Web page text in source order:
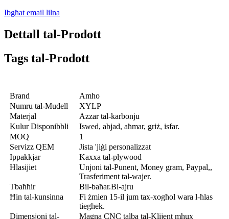
Ibgħat email lilna
Dettall tal-Prodott
Tags tal-Prodott
Brand
Amho
Numru tal-Mudell
XYLP
Materjal
Azzar tal-karbonju
Kulur Disponibbli
Iswed, abjad, aħmar, griż, isfar.
MOQ
1
Servizz QEM
Jista 'jiġi personalizzat
Ippakkjar
Kaxxa tal-plywood
Ħlasijiet
Unjoni tal-Punent, Money gram, Paypal,,
Trasferiment tal-wajer.
Tbaħħir
Bil-baħar.Bl-ajru
Ħin tal-kunsinna
Fi żmien 15-il jum tax-xogħol wara l-ħlas
tiegħek.
Dimensjoni tal-
Magna CNC talba tal-Klijent mhux